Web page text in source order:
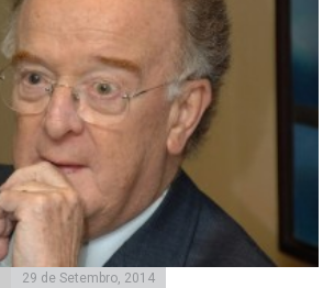
29 de Setembro, 2014